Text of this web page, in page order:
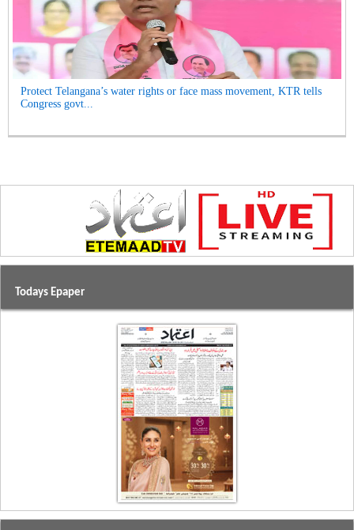
Protect Telangana’s water rights or face mass movement, KTR tells
Congress govt...
Todays Epaper